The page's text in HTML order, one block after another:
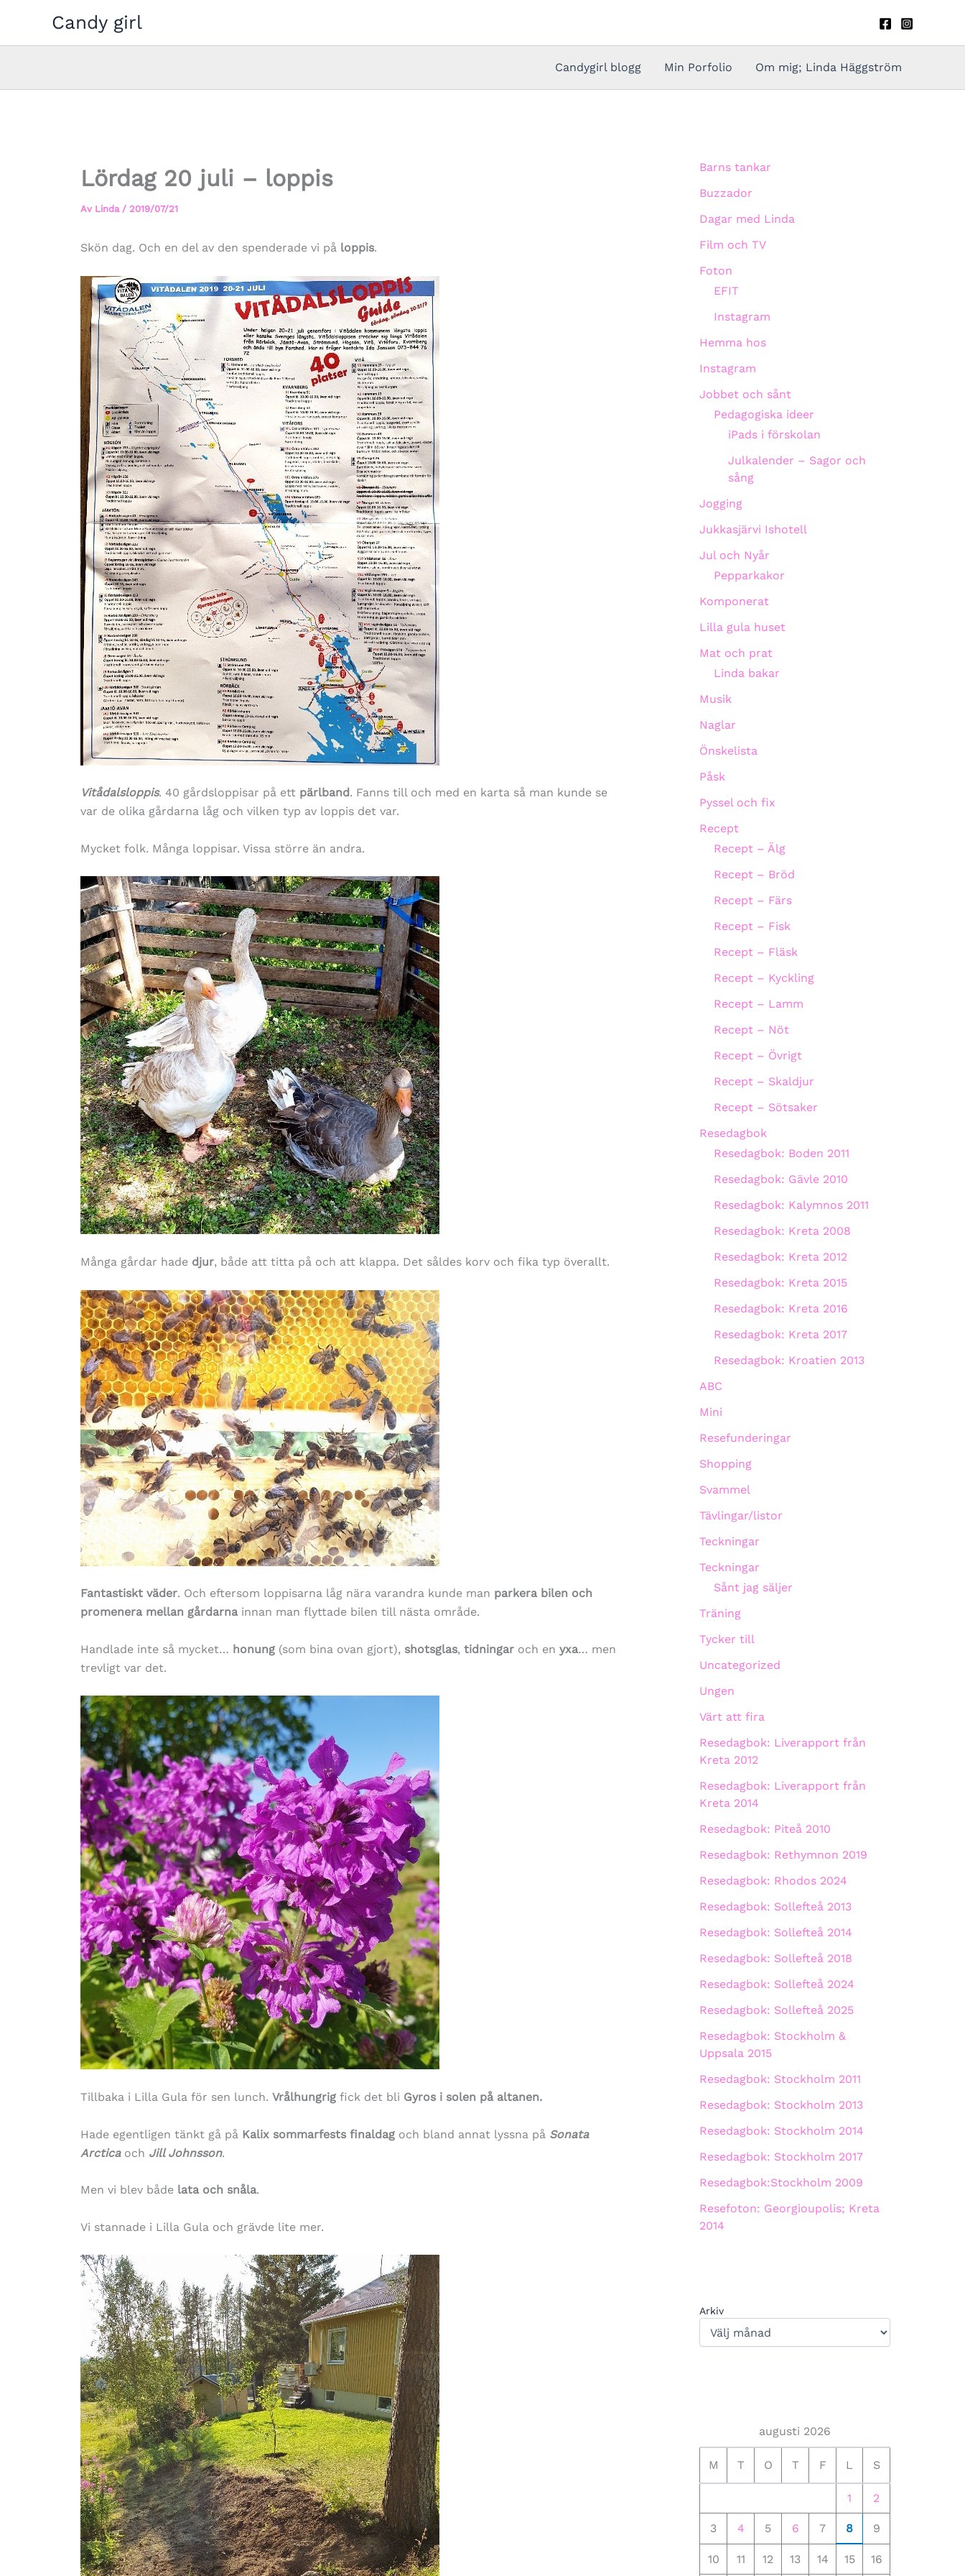
innehåll
Candy girl
Candygirl blogg Min Porfolio Om mig; Linda Häggström
Lördag 20 juli – loppis
Av Linda / 2019/07/21
Skön dag. Och en del av den spenderade vi på loppis.
Vitådalsloppis. 40 gårdsloppisar på ett pärlband. Fanns till och med en karta så man kunde se
var de olika gårdarna låg och vilken typ av loppis det var.
Mycket folk. Många loppisar. Vissa större än andra.
Många gårdar hade djur, både att titta på och att klappa. Det såldes korv och fika typ överallt.
Fantastiskt väder. Och eftersom loppisarna låg nära varandra kunde man parkera bilen och
promenera mellan gårdarnainnan man flyttade bilen till nästa område.
Handlade inte så mycket… honung (som bina ovan gjort), shotsglas, tidningar och en yxa… men
trevligt var det.
Tillbaka i Lilla Gula för sen lunch. Vrålhungrig fick det bli Gyros i solen på altanen.
Hade egentligen tänkt gå på Kalix sommarfests finaldag och bland annat lyssna på Sonata
Arctica och Jill Johnsson.
Men vi blev både lata och snåla.
Vi stannade i Lilla Gula och grävde lite mer.
Barns tankar
Buzzador
Dagar med Linda
Film och TV
Foton
EFIT
Instagram
Hemma hos
Instagram
Jobbet och sånt
Pedagogiska ideer
iPads i förskolan
Julkalender – Sagor och
sång
Jogging
Jukkasjärvi Ishotell
Jul och Nyår
Pepparkakor
Komponerat
Lilla gula huset
Mat och prat
Linda bakar
Musik
Naglar
Önskelista
Påsk
Pyssel och fix
Recept
Recept – Älg
Recept – Bröd
Recept – Färs
Recept – Fisk
Recept – Fläsk
Recept – Kyckling
Recept – Lamm
Recept – Nöt
Recept – Övrigt
Recept – Skaldjur
Recept – Sötsaker
Resedagbok
Resedagbok: Boden 2011
Resedagbok: Gävle 2010
Resedagbok: Kalymnos 2011
Resedagbok: Kreta 2008
Resedagbok: Kreta 2012
Resedagbok: Kreta 2015
Resedagbok: Kreta 2016
Resedagbok: Kreta 2017
Resedagbok: Kroatien 2013
ABC
Mini
Resefunderingar
Shopping
Svammel
Tävlingar/listor
Teckningar
Teckningar
Sånt jag säljer
Träning
Tycker till
Uncategorized
Ungen
Värt att fira
Resedagbok: Liverapport från
Kreta 2012
Resedagbok: Liverapport från
Kreta 2014
Resedagbok: Piteå 2010
Resedagbok: Rethymnon 2019
Resedagbok: Rhodos 2024
Resedagbok: Sollefteå 2013
Resedagbok: Sollefteå 2014
Resedagbok: Sollefteå 2018
Resedagbok: Sollefteå 2024
Resedagbok: Sollefteå 2025
Resedagbok: Stockholm &
Uppsala 2015
Resedagbok: Stockholm 2011
Resedagbok: Stockholm 2013
Resedagbok: Stockholm 2014
Resedagbok: Stockholm 2017
Resedagbok:Stockholm 2009
Resefoton: Georgioupolis; Kreta
2014
Arkiv
augusti 2026
M T O T F L S
1 2
3 4 5 6 7 8 9
10 11 12 13 14 15 16